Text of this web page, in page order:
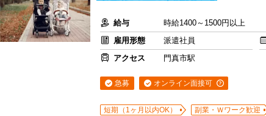
給与
時給1400～1500円以上
雇用形態
派遣社員
アクセス
門真市駅
急募 オンライン面接可
短期（1ヶ月以内OK） 副業・Ｗワーク歓迎